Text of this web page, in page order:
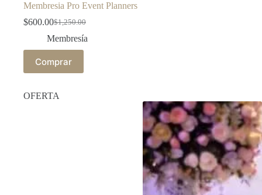
Membresia Pro Event Planners
$1,250.00
$600.00
Membresía
Comprar
OFERTA